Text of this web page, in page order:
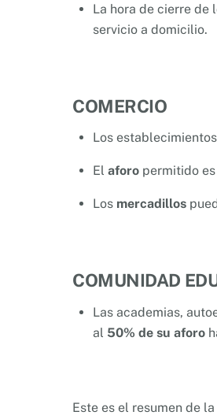
La hora de cierre de
servicio a domicilio.
COMERCIO
Los
El aforopermitido
Los mercadillos
COMUNIDAD
Las academias,
al 50% de su aforo
Este es el resumen de